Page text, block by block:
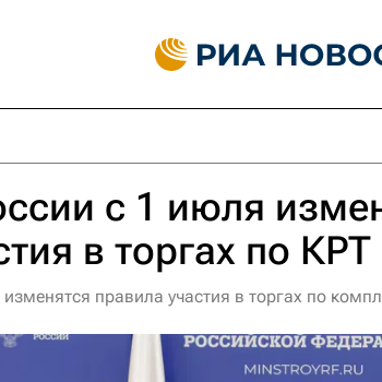
с 1 июля
в торгах по КРТ
правила участия в торгах по